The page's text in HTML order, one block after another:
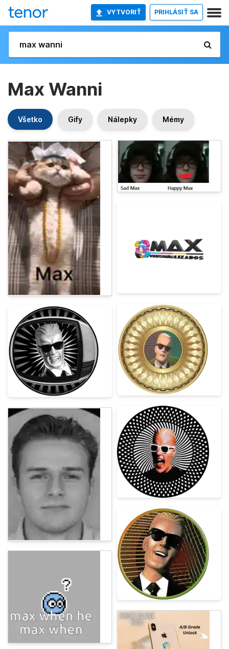
VYTVORIŤ PRIHLÁSIŤ SA
Max Wanni
Všetko Gify Nálepky Mémy